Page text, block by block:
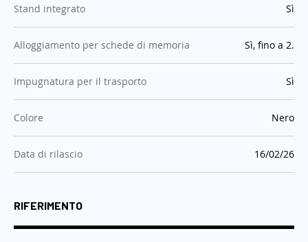
Stand integrato :Sì
Alloggiamento per schede di memoria :Sì, fino a 2.
Impugnatura per il trasporto :Sì
Colore :Nero
Data di rilascio :16/02/26
RIFERIMENTO